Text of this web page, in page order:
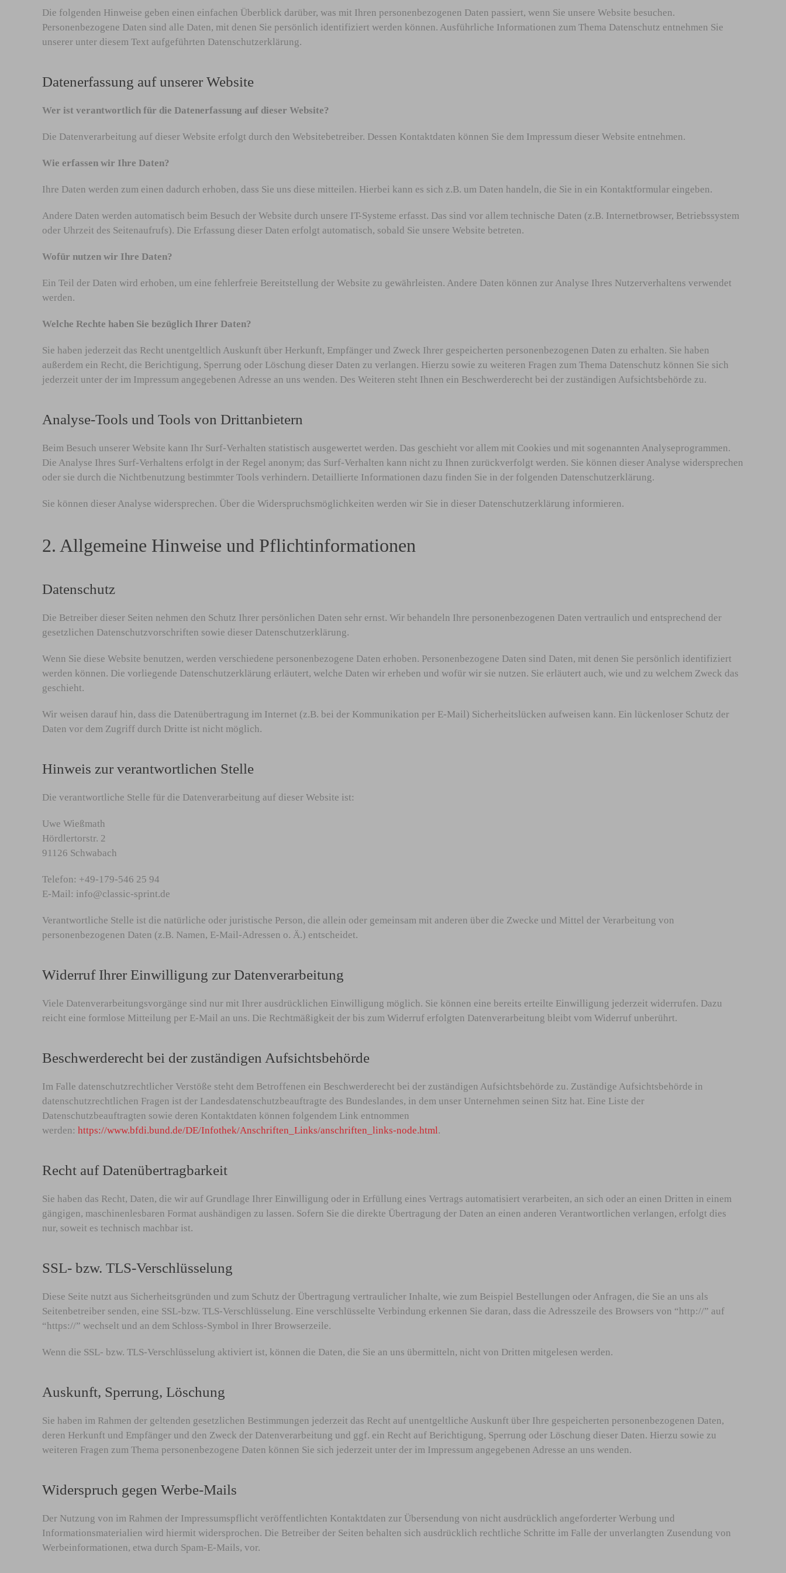
Die folgenden Hinweise geben einen einfachen Überblick darüber, was mit Ihren personenbezogenen Daten passiert, wenn Sie unsere Website besuchen.
Personenbezogene Daten sind alle Daten, mit denen Sie persönlich identifiziert werden können. Ausführliche Informationen zum Thema Datenschutz entnehmen Sie
unserer unter diesem Text aufgeführten Datenschutzerklärung.
Datenerfassung auf unserer Website
Wer ist verantwortlich für die Datenerfassung auf dieser Website?
Die Datenverarbeitung auf dieser Website erfolgt durch den Websitebetreiber. Dessen Kontaktdaten können Sie dem Impressum dieser Website entnehmen.
Wie erfassen wir Ihre Daten?
Ihre Daten werden zum einen dadurch erhoben, dass Sie uns diese mitteilen. Hierbei kann es sich z.B. um Daten handeln, die Sie in ein Kontaktformular eingeben.
Andere Daten werden automatisch beim Besuch der Website durch unsere IT-Systeme erfasst. Das sind vor allem technische Daten (z.B. Internetbrowser, Betriebssystem
oder Uhrzeit des Seitenaufrufs). Die Erfassung dieser Daten erfolgt automatisch, sobald Sie unsere Website betreten.
Wofür nutzen wir Ihre Daten?
Ein Teil der Daten wird erhoben, um eine fehlerfreie Bereitstellung der Website zu gewährleisten. Andere Daten können zur Analyse Ihres Nutzerverhaltens verwendet
werden.
Welche Rechte haben Sie bezüglich Ihrer Daten?
Sie haben jederzeit das Recht unentgeltlich Auskunft über Herkunft, Empfänger und Zweck Ihrer gespeicherten personenbezogenen Daten zu erhalten. Sie haben
außerdem ein Recht, die Berichtigung, Sperrung oder Löschung dieser Daten zu verlangen. Hierzu sowie zu weiteren Fragen zum Thema Datenschutz können Sie sich
jederzeit unter der im Impressum angegebenen Adresse an uns wenden. Des Weiteren steht Ihnen ein Beschwerderecht bei der zuständigen Aufsichtsbehörde zu.
Analyse-Tools und Tools von Drittanbietern
Beim Besuch unserer Website kann Ihr Surf-Verhalten statistisch ausgewertet werden. Das geschieht vor allem mit Cookies und mit sogenannten Analyseprogrammen.
Die Analyse Ihres Surf-Verhaltens erfolgt in der Regel anonym; das Surf-Verhalten kann nicht zu Ihnen zurückverfolgt werden. Sie können dieser Analyse widersprechen
oder sie durch die Nichtbenutzung bestimmter Tools verhindern. Detaillierte Informationen dazu finden Sie in der folgenden Datenschutzerklärung.
Sie können dieser Analyse widersprechen. Über die Widerspruchsmöglichkeiten werden wir Sie in dieser Datenschutzerklärung informieren.
2. Allgemeine Hinweise und Pflichtinformationen
Datenschutz
Die Betreiber dieser Seiten nehmen den Schutz Ihrer persönlichen Daten sehr ernst. Wir behandeln Ihre personenbezogenen Daten vertraulich und entsprechend der
gesetzlichen Datenschutzvorschriften sowie dieser Datenschutzerklärung.
Wenn Sie diese Website benutzen, werden verschiedene personenbezogene Daten erhoben. Personenbezogene Daten sind Daten, mit denen Sie persönlich identifiziert
werden können. Die vorliegende Datenschutzerklärung erläutert, welche Daten wir erheben und wofür wir sie nutzen. Sie erläutert auch, wie und zu welchem Zweck das
geschieht.
Wir weisen darauf hin, dass die Datenübertragung im Internet (z.B. bei der Kommunikation per E-Mail) Sicherheitslücken aufweisen kann. Ein lückenloser Schutz der
Daten vor dem Zugriff durch Dritte ist nicht möglich.
Hinweis zur verantwortlichen Stelle
Die verantwortliche Stelle für die Datenverarbeitung auf dieser Website ist:
Uwe Wießmath
Hördlertorstr. 2
91126 Schwabach
Telefon: +49-179-546 25 94
E-Mail: info@classic-sprint.de
Verantwortliche Stelle ist die natürliche oder juristische Person, die allein oder gemeinsam mit anderen über die Zwecke und Mittel der Verarbeitung von
personenbezogenen Daten (z.B. Namen, E-Mail-Adressen o. Ä.) entscheidet.
Widerruf Ihrer Einwilligung zur Datenverarbeitung
Viele Datenverarbeitungsvorgänge sind nur mit Ihrer ausdrücklichen Einwilligung möglich. Sie können eine bereits erteilte Einwilligung jederzeit widerrufen. Dazu
reicht eine formlose Mitteilung per E-Mail an uns. Die Rechtmäßigkeit der bis zum Widerruf erfolgten Datenverarbeitung bleibt vom Widerruf unberührt.
Beschwerderecht bei der zuständigen Aufsichtsbehörde
Im Falle datenschutzrechtlicher Verstöße steht dem Betroffenen ein Beschwerderecht bei der zuständigen Aufsichtsbehörde zu. Zuständige Aufsichtsbehörde in
datenschutzrechtlichen Fragen ist der Landesdatenschutzbeauftragte des Bundeslandes, in dem unser Unternehmen seinen Sitz hat. Eine Liste der
Datenschutzbeauftragten sowie deren Kontaktdaten können folgendem Link entnommen
werden: https://www.bfdi.bund.de/DE/Infothek/Anschriften_Links/anschriften_links-node.html.
Recht auf Datenübertragbarkeit
Sie haben das Recht, Daten, die wir auf Grundlage Ihrer Einwilligung oder in Erfüllung eines Vertrags automatisiert verarbeiten, an sich oder an einen Dritten in einem
gängigen, maschinenlesbaren Format aushändigen zu lassen. Sofern Sie die direkte Übertragung der Daten an einen anderen Verantwortlichen verlangen, erfolgt dies
nur, soweit es technisch machbar ist.
SSL- bzw. TLS-Verschlüsselung
Diese Seite nutzt aus Sicherheitsgründen und zum Schutz der Übertragung vertraulicher Inhalte, wie zum Beispiel Bestellungen oder Anfragen, die Sie an uns als
Seitenbetreiber senden, eine SSL-bzw. TLS-Verschlüsselung. Eine verschlüsselte Verbindung erkennen Sie daran, dass die Adresszeile des Browsers von “http://” auf
“https://” wechselt und an dem Schloss-Symbol in Ihrer Browserzeile.
Wenn die SSL- bzw. TLS-Verschlüsselung aktiviert ist, können die Daten, die Sie an uns übermitteln, nicht von Dritten mitgelesen werden.
Auskunft, Sperrung, Löschung
Sie haben im Rahmen der geltenden gesetzlichen Bestimmungen jederzeit das Recht auf unentgeltliche Auskunft über Ihre gespeicherten personenbezogenen Daten,
deren Herkunft und Empfänger und den Zweck der Datenverarbeitung und ggf. ein Recht auf Berichtigung, Sperrung oder Löschung dieser Daten. Hierzu sowie zu
weiteren Fragen zum Thema personenbezogene Daten können Sie sich jederzeit unter der im Impressum angegebenen Adresse an uns wenden.
Widerspruch gegen Werbe-Mails
Der Nutzung von im Rahmen der Impressumspflicht veröffentlichten Kontaktdaten zur Übersendung von nicht ausdrücklich angeforderter Werbung und
Informationsmaterialien wird hiermit widersprochen. Die Betreiber der Seiten behalten sich ausdrücklich rechtliche Schritte im Falle der unverlangten Zusendung von
Werbeinformationen, etwa durch Spam-E-Mails, vor.